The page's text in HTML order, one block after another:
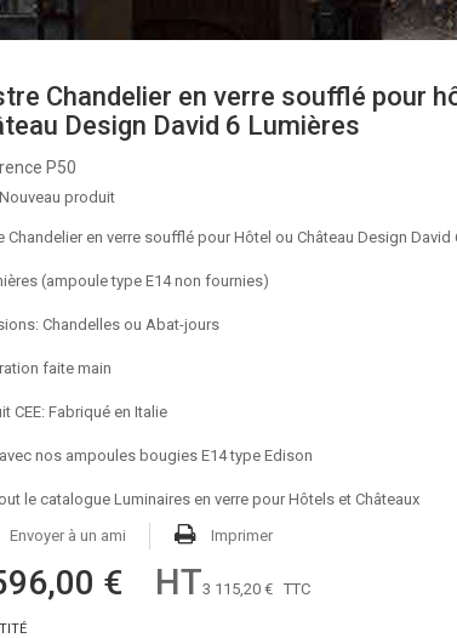
Chandelier en verre soufflé pour
Design David 6 Lumières
P50
Nouveau produit
Chandelier en verre soufflé pour Hôtel ou Château Design David
(ampoule type E14 non fournies)
Chandelles ou Abat-jours
faite main
CEE: Fabriqué en Italie
nos ampoules bougies E14 type Edison
le catalogue Luminaires en verre pour Hôtels et Châteaux
Envoyer à un ami
Imprimer
€ HT3 115,20 €TTC